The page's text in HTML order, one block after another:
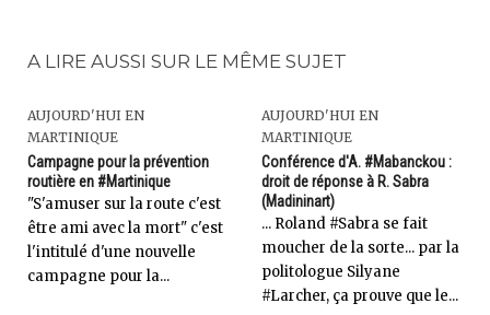
A LIRE AUSSI SUR LE MÊME SUJET
AUJOURD'HUI EN
MARTINIQUE
Campagne pour la prévention
routière en #Martinique
"S'amuser sur la route c'est
être ami avec la mort" c'est
l'intitulé d'une nouvelle
campagne pour la...
AUJOURD'HUI EN
MARTINIQUE
Conférence d'A. #Mabanckou :
droit de réponse à R. Sabra
(Madininart)
... Roland #Sabra se fait
moucher de la sorte... par la
politologue Silyane
#Larcher, ça prouve que le...